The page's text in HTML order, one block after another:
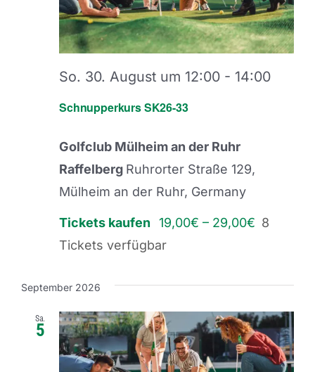
Schnupperkurs SK26-33
So. 30. August um 12:00 - 14:00
Golfclub Mülheim an der Ruhr
Raffelberg Ruhrorter Straße 129,
Mülheim an der Ruhr, Germany
Tickets kaufen 19,00€ – 29,00€ 8
Tickets verfügbar
September 2026
Sa.
5